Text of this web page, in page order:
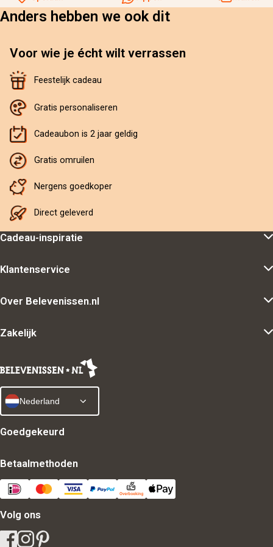
Anders hebben we ook dit
Voor wie je écht wilt verrassen
Feestelijk cadeau
Gratis personaliseren
Cadeaubon is 2 jaar geldig
Gratis omruilen
Nergens goedkoper
Direct geleverd
Cadeau-inspiratie
Klantenservice
Over Belevenissen.nl
Zakelijk
Nederland
Goedgekeurd
Betaalmethoden
Volg ons